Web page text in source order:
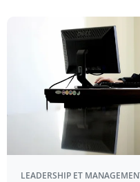
LEADERSHIP ET